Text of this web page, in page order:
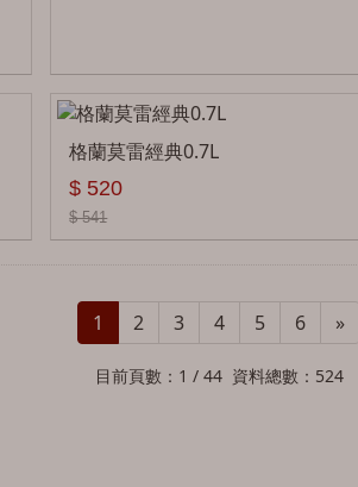
格蘭莫雷經典0.7L
$ 520
$ 541
1 2 3 4 5 6 »
目前頁數：1 / 44 資料總數：524